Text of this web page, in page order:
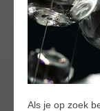
Als je op zoek